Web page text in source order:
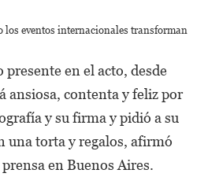
los eventos internacionales transforman
presente en el acto, desde
ansiosa, contenta y feliz por
y su firma y pidió a su
una torta y regalos, afirmó
en Buenos Aires.